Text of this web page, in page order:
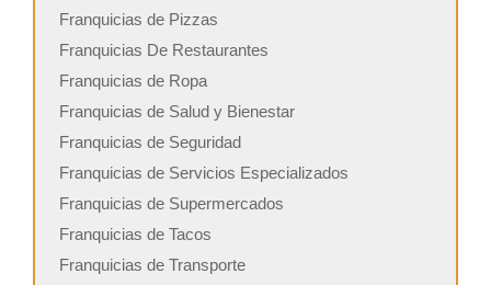
Franquicias de Pizzas
Franquicias De Restaurantes
Franquicias de Ropa
Franquicias de Salud y Bienestar
Franquicias de Seguridad
Franquicias de Servicios Especializados
Franquicias de Supermercados
Franquicias de Tacos
Franquicias de Transporte